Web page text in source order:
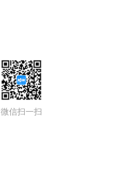
微信扫一扫